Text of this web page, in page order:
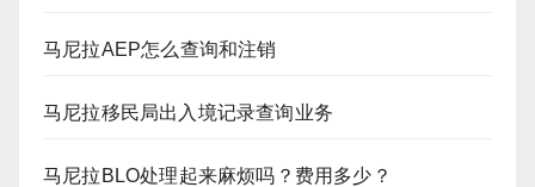
马尼拉AEP怎么查询和注销
马尼拉移民局出入境记录查询业务
马尼拉BLO处理起来麻烦吗？费用多少？